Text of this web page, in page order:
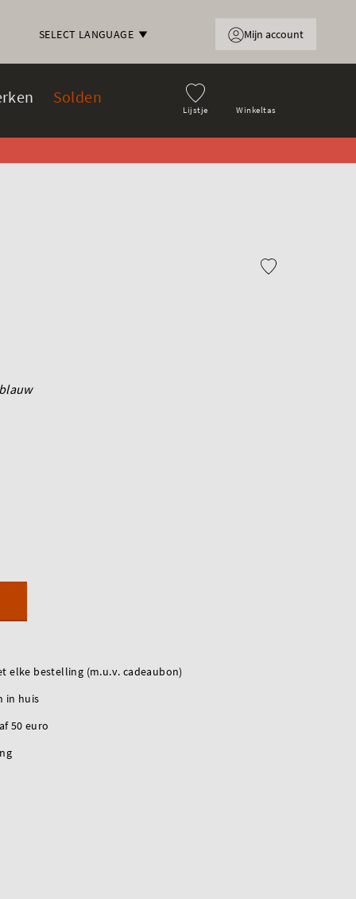
SELECT LANGUAGE
Lijstje Winkeltas
Solden
Mijn account
elke bestelling (m.u.v. cadeaubon)
in huis
50 euro